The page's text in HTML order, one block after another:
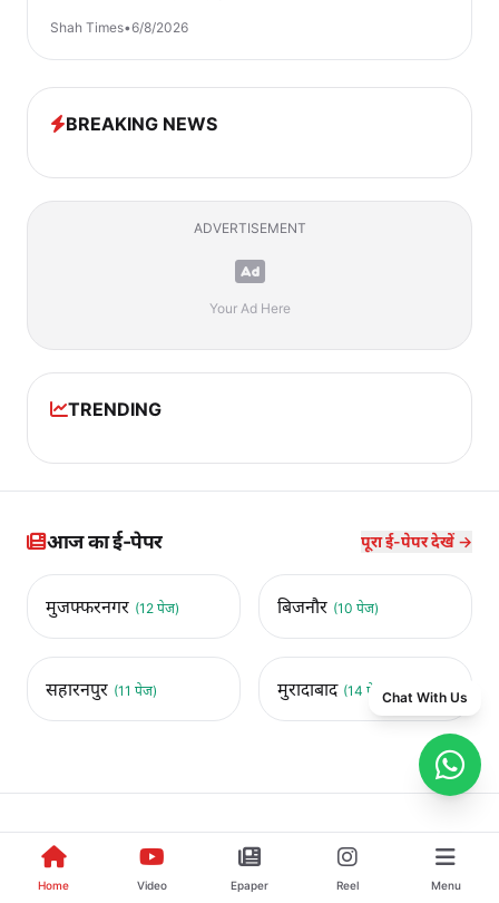
Shah Times•6/8/2026
BREAKING NEWS
ADVERTISEMENT
Your Ad Here
TRENDING
आज का ई-पेपर पूरा ई-पेपर देखें →
मुजफ्फरनगर (12 पेज) बिजनौर (10 पेज)
सहारनपुर (11 पेज) मुरादाबाद (14 पेज)
Home Video Epaper Reel Menu
Chat With Us